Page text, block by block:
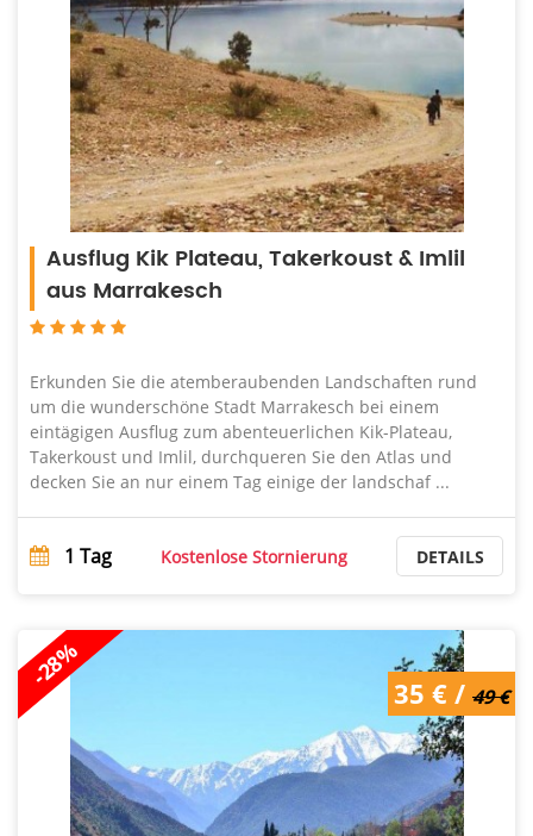
Ausflug Kik Plateau, Takerkoust & Imlil
aus Marrakesch
Erkunden Sie die atemberaubenden Landschaften rund
um die wunderschöne Stadt Marrakesch bei einem
eintägigen Ausflug zum abenteuerlichen Kik-Plateau,
Takerkoust und Imlil, durchqueren Sie den Atlas und
decken Sie an nur einem Tag einige der landschaf ...
1 Tag Kostenlose Stornierung DETAILS
-28%
49 € / 35 €
35 € / 49 €